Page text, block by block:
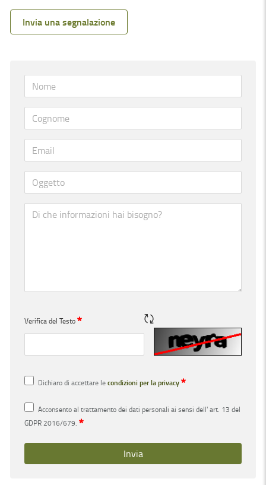
Invia una segnalazione
Rigene CAPTCHA
Verifica del Testo Obbligatorio
Dichiaro di accettare lecondizioni per la privacy Obbligatorio
Acconsento al trattamento dei dati personali ai sensi dell' art. 13 del
GDPR 2016/679.
Obbligatorio
Invia